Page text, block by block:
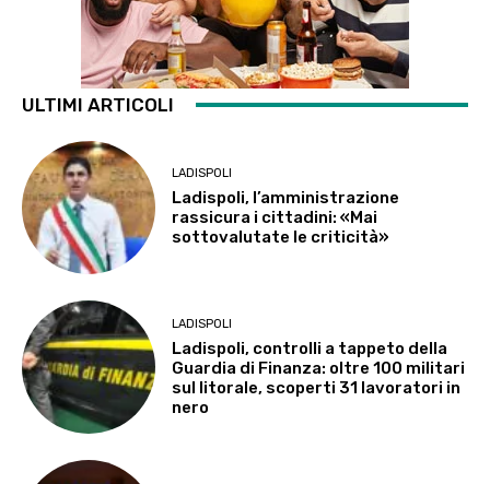
ULTIMI ARTICOLI
LADISPOLI
Ladispoli, l’amministrazione
rassicura i cittadini: «Mai
sottovalutate le criticità»
LADISPOLI
Ladispoli, controlli a tappeto della
Guardia di Finanza: oltre 100 militari
sul litorale, scoperti 31 lavoratori in
nero